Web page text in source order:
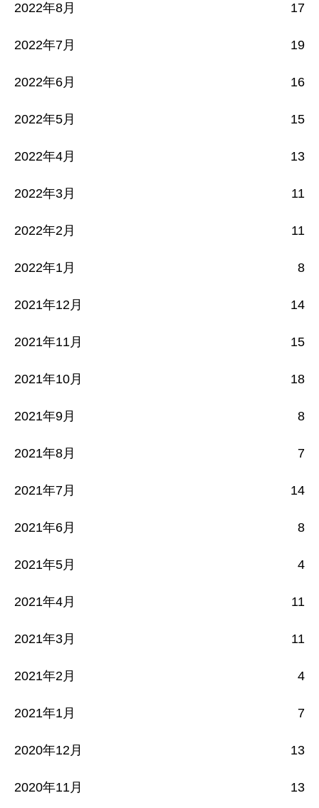
2022年8月 17
2022年7月 19
2022年6月 16
2022年5月 15
2022年4月 13
2022年3月 11
2022年2月 11
2022年1月 8
2021年12月 14
2021年11月 15
2021年10月 18
2021年9月 8
2021年8月 7
2021年7月 14
2021年6月 8
2021年5月 4
2021年4月 11
2021年3月 11
2021年2月 4
2021年1月 7
2020年12月 13
2020年11月 13